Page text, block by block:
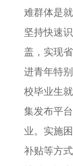
难群体是
坚持快速
盖，实现
进青年特
校毕业生
集发布平
业。实施
补贴等方